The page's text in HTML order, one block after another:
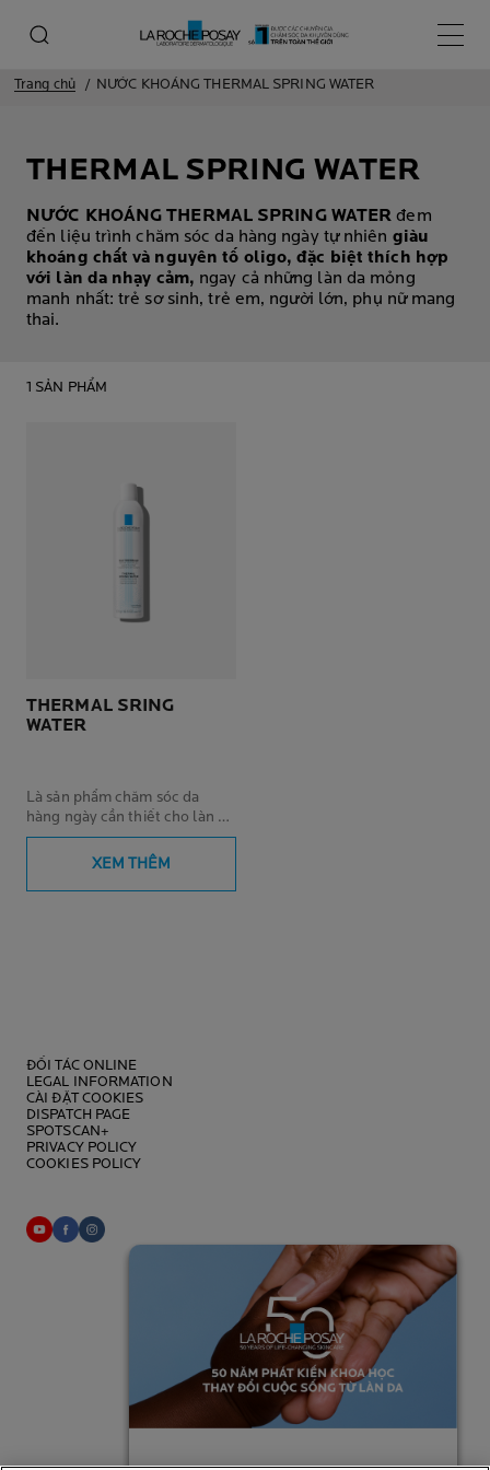
Menu
Trang chủ NƯỚC KHOÁNG THERMAL SPRING WATER
THERMAL SPRING WATER
NƯỚC KHOÁNG THERMAL SPRING WATER đem
đến liệu trình chăm sóc da hàng ngày tự nhiên giàu
khoáng chất và nguyên tố oligo, đặc biệt thích hợp
với làn da nhạy cảm, ngay cả những làn da mỏng
manh nhất: trẻ sơ sinh, trẻ em, người lớn, phụ nữ mang
thai.
1 SẢN PHẨM
THERMAL SRING
WATER
Là sản phẩm chăm sóc da
hàng ngày cần thiết cho làn da
nhạy cảm, dành cho cả những
làn da mỏng manh nhất: trẻ sơ
mang thai.
XEM THÊM
ĐỐI TÁC ONLINE
LEGAL INFORMATION
CÀI ĐẶT COOKIES
DISPATCH PAGE
SPOTSCAN+
PRIVACY POLICY
COOKIES POLICY